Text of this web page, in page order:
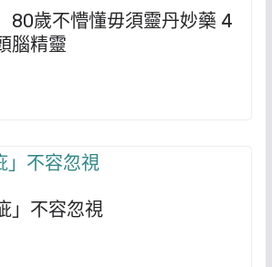
80歲不懵懂毋須靈丹妙藥 4
腦精靈
」不容忽視